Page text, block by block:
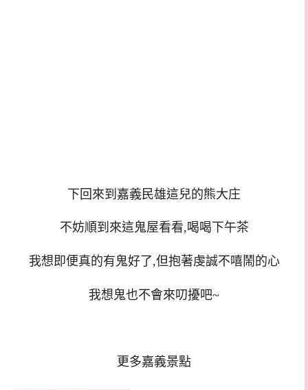
下回來到嘉義民雄這兒的熊大庄
不妨順到來這鬼屋看看,喝喝下午茶
我想即便真的有鬼好了,但抱著虔誠不嘻鬧的心
我想鬼也不會來叨擾吧~
更多嘉義景點